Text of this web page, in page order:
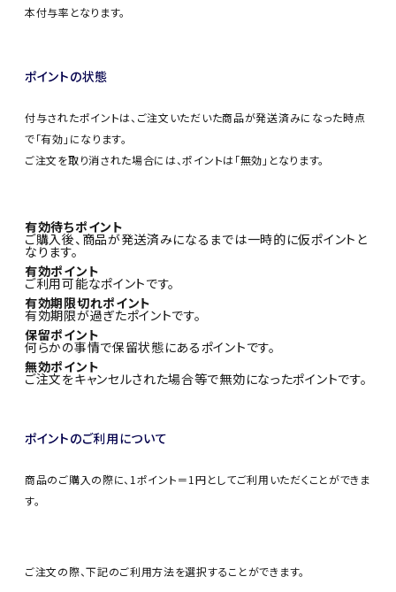
本付与率となります。
ポイントの状態
付与されたポイントは、ご注文いただいた商品が発送済みになった時点
で「有効」になります。
ご注文を取り消された場合には、ポイントは「無効」となります。
有効待ちポイント
ご購入後、商品が発送済みになるまでは一時的に仮ポイントと
なります。
有効ポイント
ご利用可能なポイントです。
有効期限切れポイント
有効期限が過ぎたポイントです。
保留ポイント
何らかの事情で保留状態にあるポイントです。
無効ポイント
ご注文をキャンセルされた場合等で無効になったポイントです。
ポイントのご利用について
商品のご購入の際に、1ポイント＝1円としてご利用いただくことができま
す。
ご注文の際、下記のご利用方法を選択することができます。